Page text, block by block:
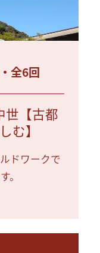
全6回
世【古都
む】
ドワークで
。